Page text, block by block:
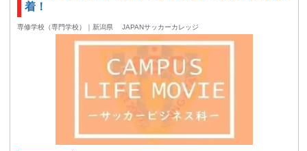
着！
専修学校（専門学校）｜新潟県 JAPANサッカーカレッジ